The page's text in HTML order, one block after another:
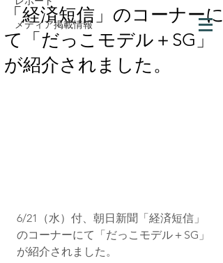
メディア掲載情報
「経済短信」のコーナーに
て「だっこモデル＋SG」
が紹介されました。
6/21（水）付、朝日新聞「経済短信」
のコーナーにて「だっこモデル＋SG」
が紹介されました。